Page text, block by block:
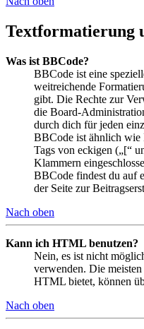
Textformatierung
Was ist BBCode?
BBCode ist eine
weitreichende
gibt. Die Rechte zur
die Board-
durch dich für jeden
BBCode ist ähnlich wie
Tags von eckigen („[“
Klammern
BBCode findest du auf
der Seite zur
Nach oben
Kann ich HTML benutzen?
Nein, es ist nicht
verwenden. Die
HTML bietet, können
Nach oben